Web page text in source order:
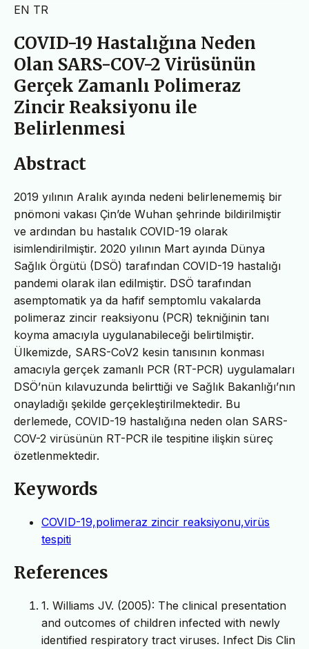
EN TR
COVID-19 Hastalığına Neden
Olan SARS-COV-2 Virüsünün
Gerçek Zamanlı Polimeraz
Zincir Reaksiyonu ile
Belirlenmesi
Abstract
2019 yılının Aralık ayında nedeni belirlenememiş bir
pnömoni vakası Çin’de Wuhan şehrinde bildirilmiştir
ve ardından bu hastalık COVID-19 olarak
isimlendirilmiştir. 2020 yılının Mart ayında Dünya
Sağlık Örgütü (DSÖ) tarafından COVID-19 hastalığı
pandemi olarak ilan edilmiştir. DSÖ tarafından
asemptomatik ya da hafif semptomlu vakalarda
polimeraz zincir reaksiyonu (PCR) tekniğinin tanı
koyma amacıyla uygulanabileceği belirtilmiştir.
Ülkemizde, SARS-CoV2 kesin tanısının konması
amacıyla gerçek zamanlı PCR (RT-PCR) uygulamaları
DSÖ’nün kılavuzunda belirttiği ve Sağlık Bakanlığı’nın
onayladığı şekilde gerçekleştirilmektedir. Bu
derlemede, COVID-19 hastalığına neden olan SARS-
COV-2 virüsünün RT-PCR ile tespitine ilişkin süreç
özetlenmektedir.
Keywords
COVID-19,polimeraz zincir reaksiyonu,virüs
tespiti
References
1. Williams JV. (2005): The clinical presentation
and outcomes of children infected with newly
identified respiratory tract viruses. Infect Dis Clin